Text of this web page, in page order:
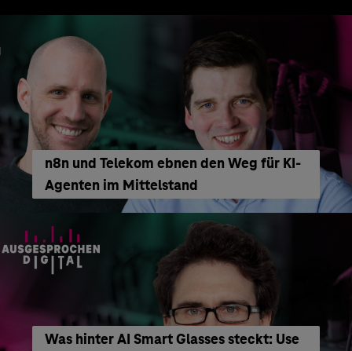
n8n und Telekom ebnen den Weg für KI-
Agenten im Mittelstand
Was hinter AI Smart Glasses steckt: Use